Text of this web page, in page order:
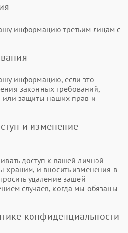
информацию третьим лицам с
информацию, если это
законных требований,
защиты наших прав и
и изменение
доступ к вашей личной
и вносить изменения в
удаление вашей
случаев, когда мы обязаны
конфиденциальности